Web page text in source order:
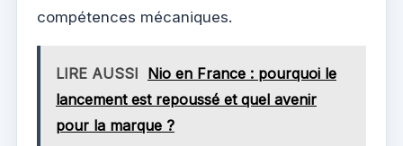
compétences mécaniques.
LIRE AUSSI Nio en France : pourquoi le
lancement est repoussé et quel avenir
pour la marque ?